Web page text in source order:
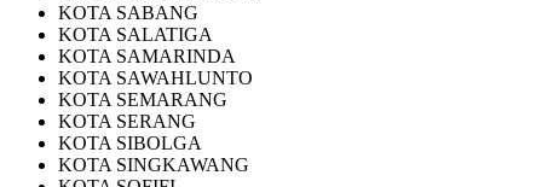
KOTA SABANG
KOTA SALATIGA
KOTA SAMARINDA
KOTA SAWAHLUNTO
KOTA SEMARANG
KOTA SERANG
KOTA SIBOLGA
KOTA SINGKAWANG